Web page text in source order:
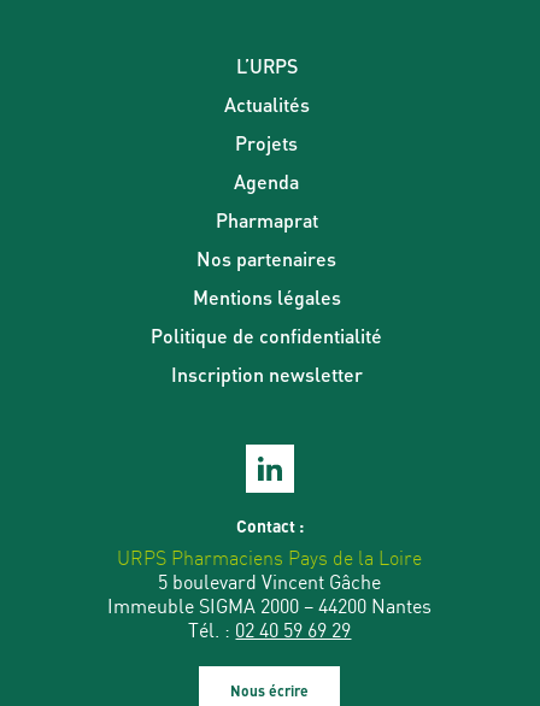
L’URPS
Actualités
Projets
Agenda
Pharmaprat
Nos partenaires
Mentions légales
Politique de confidentialité
Inscription newsletter
Contact :
URPS Pharmaciens Pays de la Loire
5 boulevard Vincent Gâche
Immeuble SIGMA 2000 – 44200 Nantes
Tél. : 02 40 59 69 29
Nous écrire